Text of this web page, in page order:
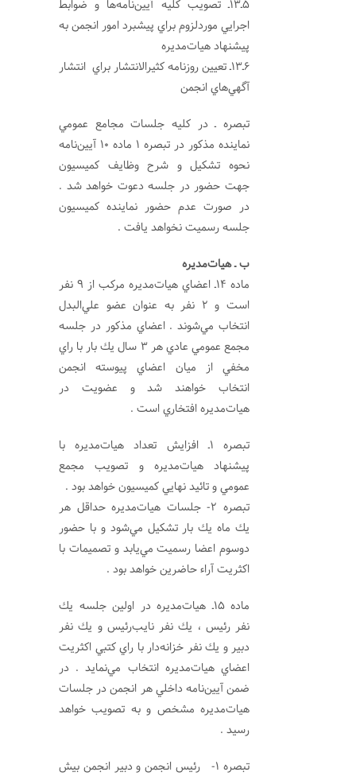
5ـ13ـ تصويب كليه آيين‌نامه‌ها و ضوابط
اجرايي موردلزوم براي پيشبرد امور انجمن به
پيشنهاد هيات‌مديره
6ـ13ـ تعيين روزنامه كثيرالانتشار براي انتشار
آگهي‌هاي انجمن
تبصره ـ در كليه جلسات مجامع عمومي
نماينده مذكور در تبصره 1 ماده 10 آيين‌نامه
نحوه تشكيل و شرح وظايف كميسيون
جهت حضور در جلسه دعوت خواهد شد .
در صورت عدم حضور نماينده كميسيون
جلسه رسميت نخواهد يافت .
ب ـ هيات‌مديره
ماده 14ـ اعضاي هيا‌ت‌مديره مركب از 9 نفر
است و 2 نفر به عنوان عضو علي‌البدل
انتخاب مي‌شوند . اعضاي مذكور در جلسه
مجمع عمومي عادي هر 3 سال يك بار با راي
مخفي از ميان اعضاي پيوسته انجمن
انتخاب خواهند شد و عضويت در
هيات‌مديره افتخاري است .
تبصره 1ـ افزايش تعداد هيات‌مديره با
پيشنهاد هيات‌مديره و تصويب مجمع
عمومي و تائيد نهايي كميسيون خواهد بود .
تبصره 2- جلسات هيات‌مديره حداقل هر
يك ماه يك بار تشكيل مي‌شود و با حضور
دوسوم اعضا رسميت مي‌يابد و تصميمات با
اكثريت آراء حاضرين خواهد بود .
ماده 15ـ هيات‌مديره در اولين جلسه يك
نفر رئيس ، يك نفر نايب‌رئيس و يك نفر
دبير و يك نفر خزانه‌دار با راي كتبي اكثريت
اعضاي هيات‌مديره انتخاب مي‌نمايد . در
ضمن آيين‌نامه داخلي هر انجمن در جلسات
هيات‌مديره مشخص و به تصويب خواهد
رسيد .
تبصره 1- رئيس انجمن و دبير انجمن بيش